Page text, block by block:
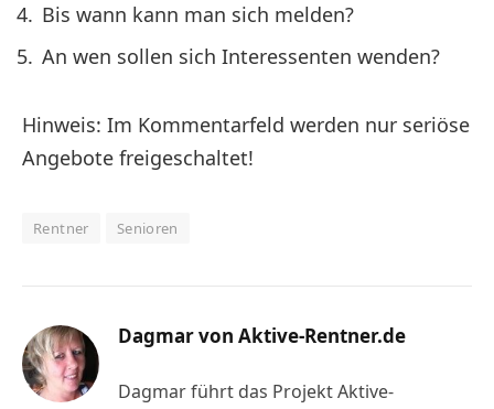
Bis wann kann man sich melden?
An wen sollen sich Interessenten wenden?
Hinweis: Im Kommentarfeld werden nur seriöse
Angebote freigeschaltet!
Rentner Senioren
Dagmar von Aktive-Rentner.de
Dagmar führt das Projekt Aktive-